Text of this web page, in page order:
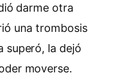
darme otra
una trombosis
superó, la dejó
moverse.